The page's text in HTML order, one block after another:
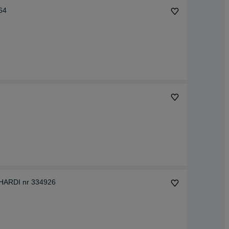
nr 334926